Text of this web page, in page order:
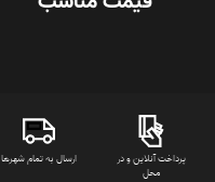
پرداخت آنلاین و در
محل
ارسال به تمام شهرها